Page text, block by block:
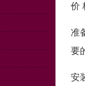
价
准
要
安